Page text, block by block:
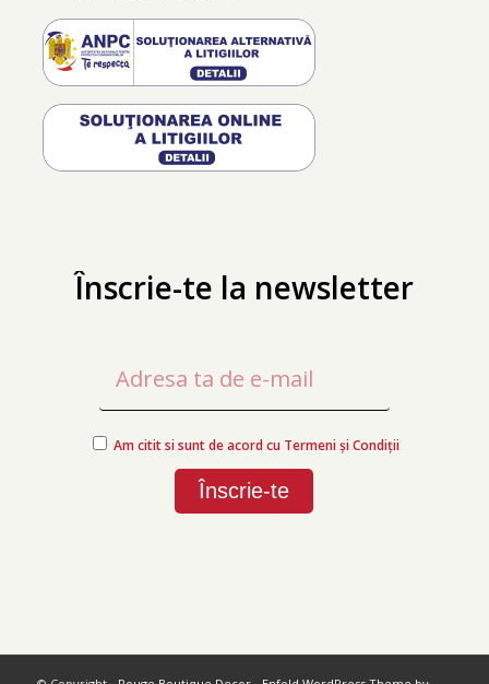
Înscrie-te la newsletter
Am citit si sunt de acord cu Termeni și Condiții